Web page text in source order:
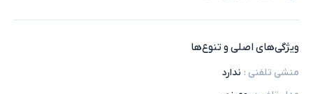
ویژگی‌های اصلی و تنوع‌ها
منشی تلفنی : ندارد